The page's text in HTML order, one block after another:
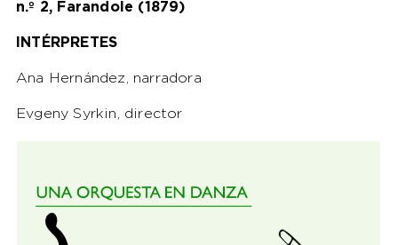
n.º 2, Farandole (1879)
INTÉRPRETES
Ana Hernández, narradora
Evgeny Syrkin, director